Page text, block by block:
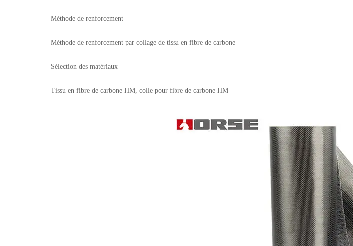
Méthode de renforcement
Méthode de renforcement par collage de tissu en fibre de carbone
Sélection des matériaux
Tissu en fibre de carbone HM, colle pour fibre de carbone HM